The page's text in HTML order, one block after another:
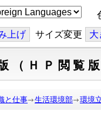
上げ サイズ変更 大
（ＨＰ閲覧版
と仕事 生活環境部 環境